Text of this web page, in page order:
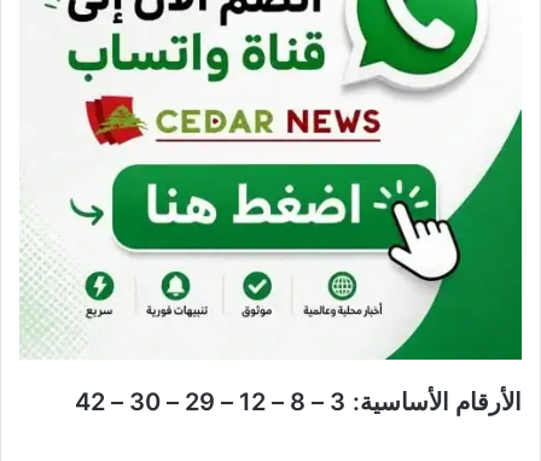
الأرقام الأساسية: 3 – 8 – 12 – 29 – 30 – 42